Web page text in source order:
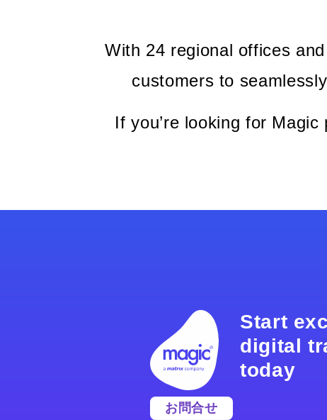
With 24 regional offices
customers to
If you’re looking for
Start
digital
today
お問合せ